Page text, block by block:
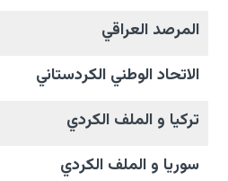
المرصد العراقي
الاتحاد الوطني الکردستاني
تركيا و الملف الکردي
سوريا و الملف الکردي